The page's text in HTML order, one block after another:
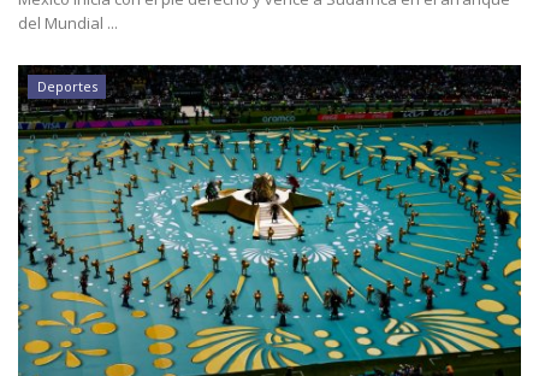
del Mundial ...
Deportes